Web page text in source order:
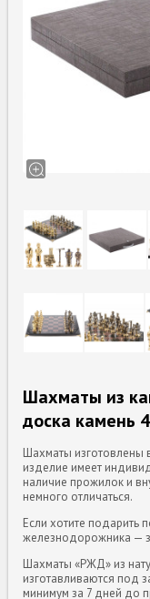
Шахматы из
доска камень
Шахматы изготовлены
изделие имеет
наличие прожилок и
немного отличаться.
Если хотите подарить
железнодорожника —
Шахматы «РЖД» из
изготавливаются под
минимум за 7 дней до